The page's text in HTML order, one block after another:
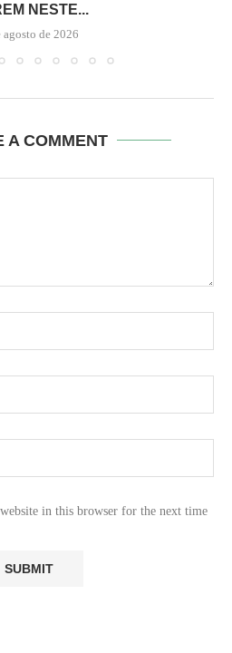
NESTE...
agosto de 2026
A COMMENT
in this browser for the next time